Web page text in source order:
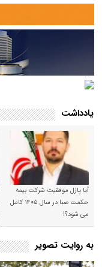
یادداشت
آیا پازل موفقیت شرکت بیمه
حکمت صبا در سال ۱۴۰۵ کامل
می شود؟!
به روایت تصویر